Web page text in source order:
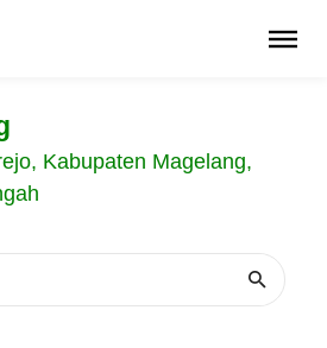
Kabupaten Magelang,